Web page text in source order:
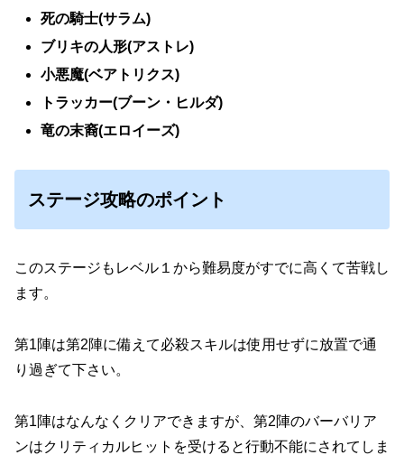
死の騎士(サラム)
ブリキの人形(アストレ)
小悪魔(ベアトリクス)
トラッカー(ブーン・ヒルダ)
竜の末裔(エロイーズ)
ステージ攻略のポイント
このステージもレベル１から難易度がすでに高くて苦戦し
ます。
第1陣は第2陣に備えて必殺スキルは使用せずに放置で通
り過ぎて下さい。
第1陣はなんなくクリアできますが、第2陣のバーバリア
ンはクリティカルヒットを受けると行動不能にされてしま